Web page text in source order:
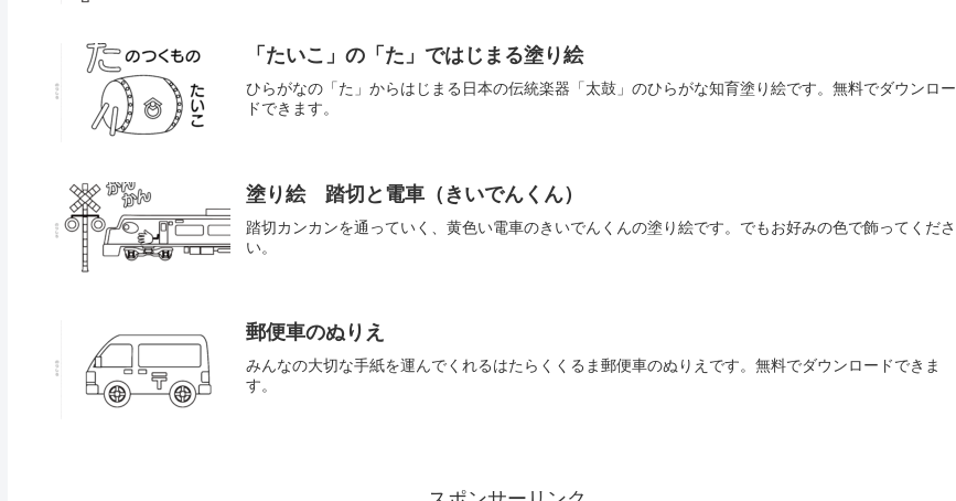
「たいこ」の「た」ではじまる塗り絵
ひらがなの「た」からはじまる日本の伝統楽器「太鼓」のひらがな知育塗り絵です。無料でダウンロー
ドできます。
塗り絵 踏切と電車（きいでんくん）
踏切カンカンを通っていく、黄色い電車のきいでんくんの塗り絵です。でもお好みの色で飾ってくださ
い。
郵便車のぬりえ
みんなの大切な手紙を運んでくれるはたらくくるま郵便車のぬりえです。無料でダウンロードできま
す。